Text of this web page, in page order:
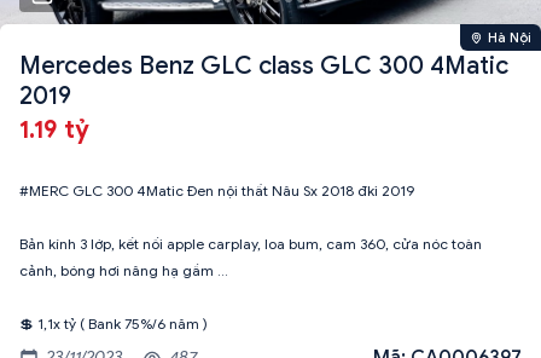
Hà Nội
Mercedes Benz GLC class GLC 300 4Matic
2019
1.19 tỷ
#MERC GLC 300 4Matic Đen nội thất Nâu Sx 2018 đki 2019
Bản kính 3 lớp, kết nối apple carplay, loa bum, cam 360, cửa nóc toàn
cảnh, bóng hơi nâng hạ gầm ...